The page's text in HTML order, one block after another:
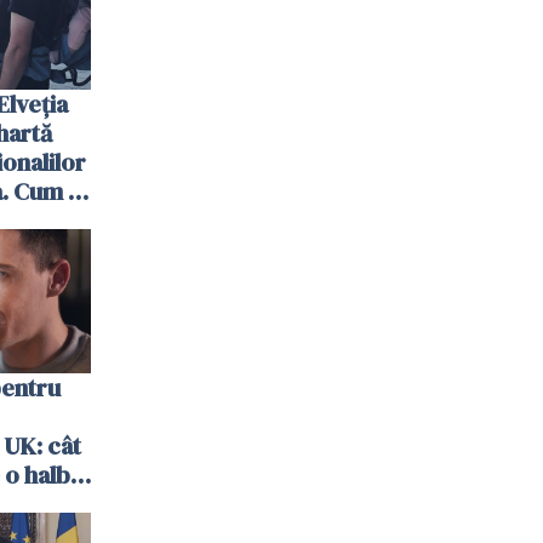
Cum îi
cât
halbă